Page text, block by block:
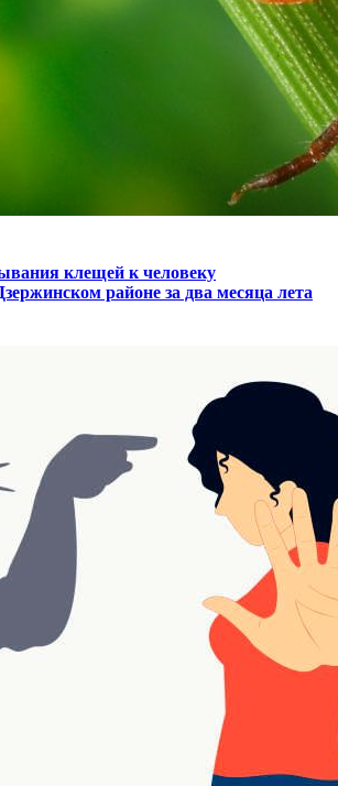
клещей к человеку
районе за два месяца лета